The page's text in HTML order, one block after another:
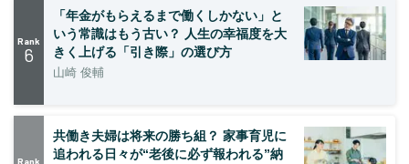
Rank
6
「年金がもらえるまで働くしかない」と
いう常識はもう古い？ 人生の幸福度を大
きく上げる「引き際」の選び方
山崎 俊輔
Rank
共働き夫婦は将来の勝ち組？ 家事育児に
追われる日々が“老後に必ず報われる”納